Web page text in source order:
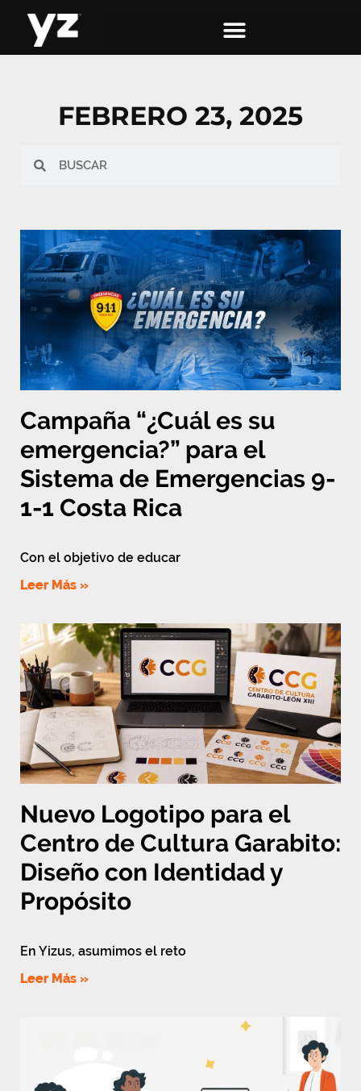
FEBRERO 23, 2025
Campaña “¿Cuál es su
emergencia?” para el
Sistema de Emergencias 9-
1-1 Costa Rica
Con el objetivo de educar
Leer Más »
Nuevo Logotipo para el
Centro de Cultura Garabito:
Diseño con Identidad y
Propósito
En Yizus, asumimos el reto
Leer Más »